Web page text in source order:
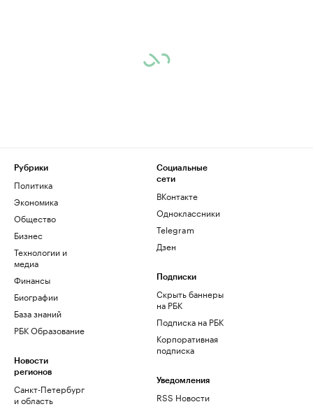
Рубрики
Политика
Экономика
Общество
Бизнес
Технологии и
медиа
Финансы
Биографии
База знаний
РБК Образование
Новости
регионов
Санкт-Петербург
и область
Социальные
сети
ВКонтакте
Одноклассники
Telegram
Дзен
Подписки
Скрыть баннеры
на РБК
Подписка на РБК
Корпоративная
подписка
Уведомления
RSS Новости